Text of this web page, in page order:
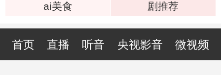
ai美食
剧推荐
首页 直播 听音 央视影音 微视频